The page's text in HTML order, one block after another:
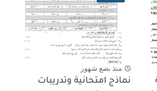
منذ بضع شهور
نماذج امتحانية وتدريبات